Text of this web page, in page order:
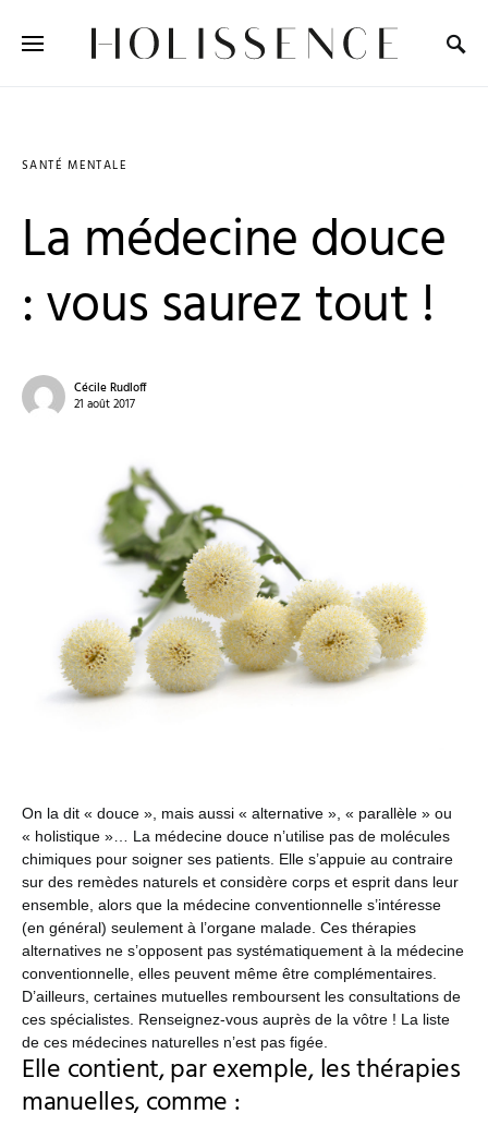
SANTÉ MENTALE
La médecine douce
: vous saurez tout !
Cécile Rudloff
21 août 2017
On la dit « douce », mais aussi « alternative », « parallèle » ou
« holistique »… La médecine douce n’utilise pas de molécules
chimiques pour soigner ses patients. Elle s’appuie au contraire
sur des remèdes naturels et considère corps et esprit dans leur
ensemble, alors que la médecine conventionnelle s’intéresse
(en général) seulement à l’organe malade. Ces thérapies
alternatives ne s’opposent pas systématiquement à la médecine
conventionnelle, elles peuvent même être complémentaires.
D’ailleurs, certaines mutuelles remboursent les consultations de
ces spécialistes. Renseignez-vous auprès de la vôtre ! La liste
de ces médecines naturelles n’est pas figée.
Elle contient, par exemple, les thérapies
manuelles, comme :